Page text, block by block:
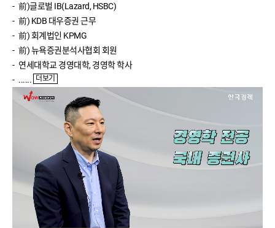
반종민(주식입문)
신성호(ETF입문)
이진우(환율)
이완수(매크로분석)
前)글로벌IB(Lazard,HSBC)
前)KDB대우증권근무
前)회계법인KPMG
前)뉴욕증권분석사협회회원
연세대학교경영대학,경영학학사
...... 더보기